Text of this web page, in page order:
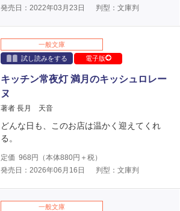
発売日：2022年03月23日 判型：文庫判
一般文庫
試し読みをする
電子版
キッチン常夜灯 満月のキッシュロレー
ヌ
著者 長月 天音
どんな日も、このお店は温かく迎えてくれ
る。
定価 968 円（本体880円＋税）
発売日：2026年06月16日
判型：文庫判
一般文庫